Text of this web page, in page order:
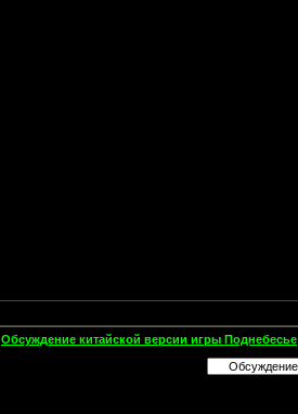
Обсуждение китайской версии игры Поднебесье